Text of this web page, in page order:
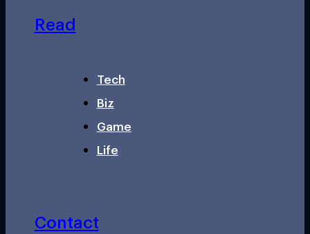
Read
Tech
Biz
Game
Life
Contact